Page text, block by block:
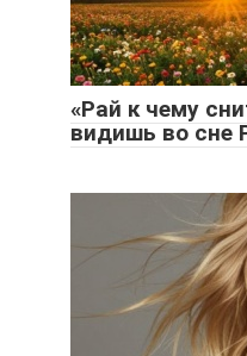
«Рай к чему
видишь во сне